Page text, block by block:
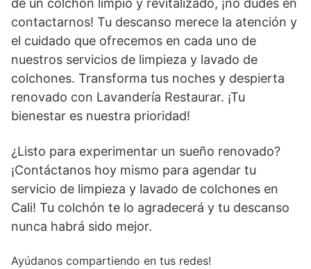
de un colchón limpio y revitalizado, ¡no dudes en
contactarnos! Tu descanso merece la atención y
el cuidado que ofrecemos en cada uno de
nuestros servicios de limpieza y lavado de
colchones. Transforma tus noches y despierta
renovado con Lavandería Restaurar. ¡Tu
bienestar es nuestra prioridad!
¿Listo para experimentar un sueño renovado?
¡Contáctanos hoy mismo para agendar tu
servicio de limpieza y lavado de colchones en
Cali! Tu colchón te lo agradecerá y tu descanso
nunca habrá sido mejor.
Ayúdanos compartiendo en tus redes!